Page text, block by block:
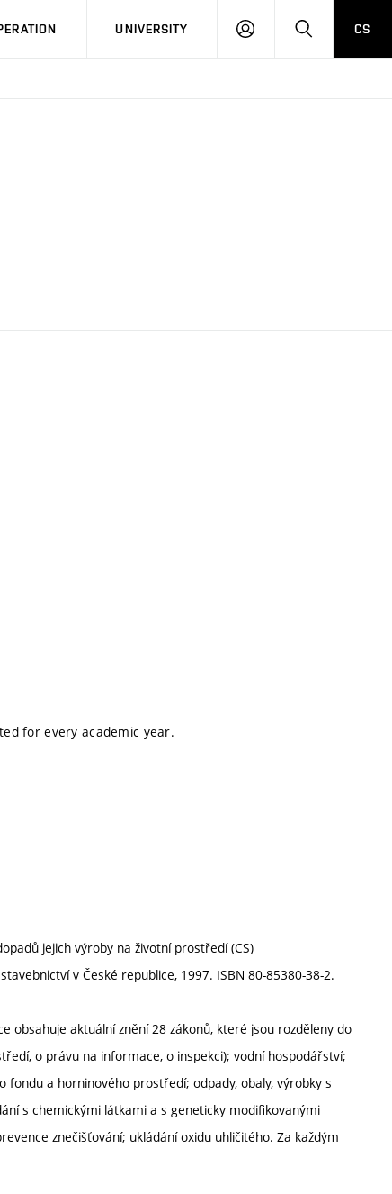
UNIVERSITY
LOG
SEARCHCS
for every academic year.
jejich výroby na životní prostředí (CS)
v České republice, 1997. ISBN 80-85380-38-2.
obsahuje aktuální znění 28 zákonů, které jsou rozděleny do
o právu na informace, o inspekci); vodní hospodářství;
a horninového prostředí; odpady, obaly, výrobky s
s chemickými látkami a s geneticky modifikovanými
znečišťování; ukládání oxidu uhličitého. Za každým